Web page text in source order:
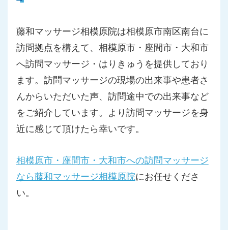
藤和マッサージ相模原院は相模原市南区南台に
訪問拠点を構えて、相模原市・座間市・大和市
へ訪問マッサージ・はりきゅうを提供しており
ます。訪問マッサージの現場の出来事や患者さ
んからいただいた声、訪問途中での出来事など
をご紹介しています。より訪問マッサージを身
近に感じて頂けたら幸いです。
相模原市・座間市・大和市への訪問マッサージ
なら藤和マッサージ相模原院にお任せくださ
い。